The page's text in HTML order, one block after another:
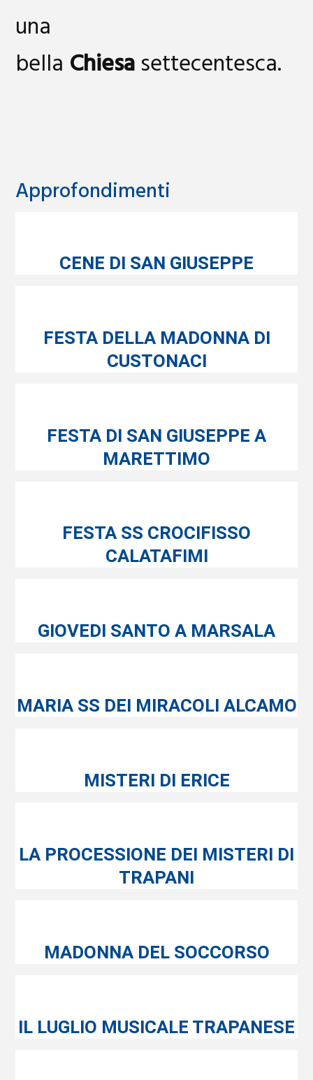
una
bella Chiesasettecentesca.
Approfondimenti
CENE DI SAN GIUSEPPE
FESTA DELLA MADONNA DI
CUSTONACI
FESTA DI SAN GIUSEPPE A
MARETTIMO
FESTA SS CROCIFISSO
CALATAFIMI
GIOVEDI SANTO A MARSALA
MARIA SS DEI MIRACOLI ALCAMO
MISTERI DI ERICE
LA PROCESSIONE DEI MISTERI DI
TRAPANI
MADONNA DEL SOCCORSO
IL LUGLIO MUSICALE TRAPANESE